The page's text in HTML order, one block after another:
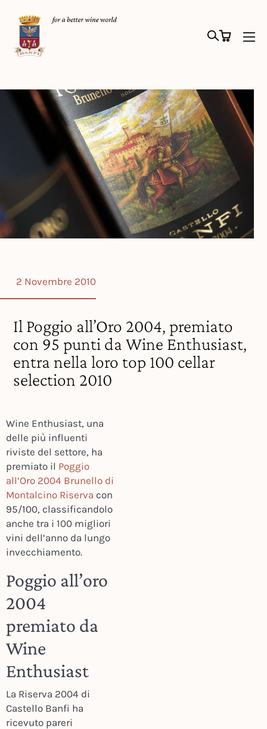
2 Novembre 2010
Il Poggio all’Oro 2004, premiato
con 95 punti da Wine Enthusiast,
entra nella loro top 100 cellar
selection 2010
Wine Enthusiast, una
delle più influenti
riviste del settore, ha
premiato il Poggio
all’Oro 2004 Brunello di
Montalcino Riserva con
95/100, classificandolo
anche tra i 100 migliori
vini dell’anno da lungo
invecchiamento.
Poggio all’oro
2004
premiato da
Wine
Enthusiast
La Riserva 2004 di
Castello Banfi ha
ricevuto pareri